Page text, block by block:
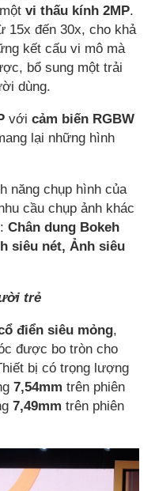
vi thấu kính 2MP.
15x đến 30x, cho khả
kết cấu vi mô mà
bổ sung một trải
dùng.
với cảm biến RGBW
lại những hình
năng chụp hình của
cầu chụp ảnh khác
Chân dung Bokeh
siêu nét, Ảnh siêu
trẻ
điển siêu mỏng,
được bo tròn cho
bị có trọng lượng
7,54mm trên phiên
7,49mm trên phiên